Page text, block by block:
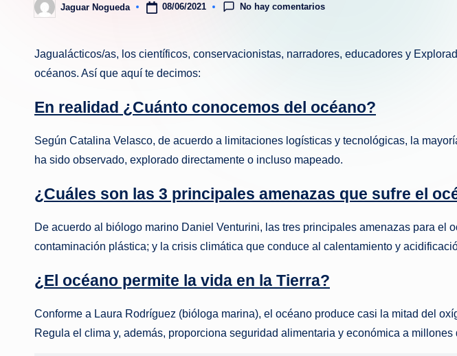
Publicado
por
Jaguar Nogueda 08/06/2021 No hay comentarios
Jagualácticos/as, los científicos, conservacionistas, narradores, educadores y
océanos. Así que aquí te decimos:
En realidad ¿Cuánto conocemos del océano?
Según Catalina Velasco, de acuerdo a limitaciones logísticas y tecnológicas, la
ha sido observado, explorado directamente o incluso mapeado.
¿Cuáles son las 3 principales amenazas que sufre el
De acuerdo al biólogo marino Daniel Venturini, las tres principales amenazas para
contaminación plástica; y la crisis climática que conduce al calentamiento y
¿El océano permite la vida en la Tierra?
Conforme a Laura Rodríguez (bióloga marina), el océano produce casi la mitad del
Regula el clima y, además, proporciona seguridad alimentaria y económica a millones